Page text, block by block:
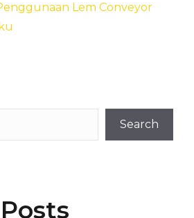
Lem Conveyor
Search